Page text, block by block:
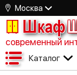
Москва
Шкаф
современный
Каталог